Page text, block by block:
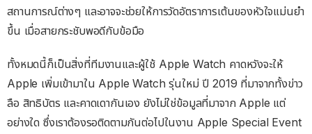
สถานการณ์ต่างๆ และอาจจะช่วยให้การวัดอัตราการเต้นของหัวใจแม่นยำ
ขึ้น เมื่อสายกระชับพอดีกับข้อมือ
ทั้งหมดนี้ก็เป็นสิ่งที่ทีมงานและผู้ใช้ Apple Watch คาดหวังจะให้
Apple เพิ่มเข้ามาใน Apple Watch รุ่นใหม่ ปี 2019 ที่มาจากทั้งข่าว
ลือ สิทธิบัตร และคาดเดากันเอง ยังไม่ใช่ข้อมูลที่มาจาก Apple แต่
อย่างใด ซึ่งเราต้องรอติดตามกันต่อไปในงาน Apple Special Event